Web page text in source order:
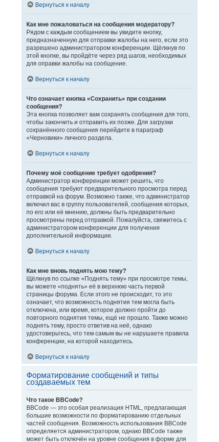
Вернуться к началу
Как мне пожаловаться на сообщения модератору?
Рядом с каждым сообщением вы увидите кнопку,
предназначенную для отправки жалобы на него, если это
разрешено администратором конференции. Щёлкнув по
этой кнопке, вы пройдёте через ряд шагов, необходимых
для оправки жалобы на сообщение.
Вернуться к началу
Что означает кнопка «Сохранить» при создании
сообщения?
Эта кнопка позволяет вам сохранять сообщения для того,
чтобы закончить и отправить их позже. Для загрузки
сохранённого сообщения перейдите в параграф
«Черновики» личного раздела.
Вернуться к началу
Почему моё сообщение требует одобрения?
Администратор конференции может решить, что
сообщения требуют предварительного просмотра перед
отправкой на форум. Возможно также, что администратор
включил вас в группу пользователей, сообщения которых,
по его или её мнению, должны быть предварительно
просмотрены перед отправкой. Пожалуйста, свяжитесь с
администратором конференции для получения
дополнительной информации.
Вернуться к началу
Как мне вновь поднять мою тему?
Щёлкнув по ссылке «Поднять тему» при просмотре темы,
вы можете «поднять» её в верхнюю часть первой
страницы форума. Если этого не происходит, то это
означает, что возможность поднятия тем могла быть
отключена, или время, которое должно пройти до
повторного поднятия темы, ещё не прошло. Также можно
поднять тему, просто ответив на неё, однако
удостоверьтесь, что тем самым вы не нарушаете правила
конференции, на которой находитесь.
Вернуться к началу
Форматирование сообщений и типы
создаваемых тем
Что такое BBCode?
BBCode — это особая реализация HTML, предлагающая
большие возможности по форматированию отдельных
частей сообщения. Возможность использования BBCode
определяется администратором, однако BBCode также
может быть отключён на уровне сообщения в форме для